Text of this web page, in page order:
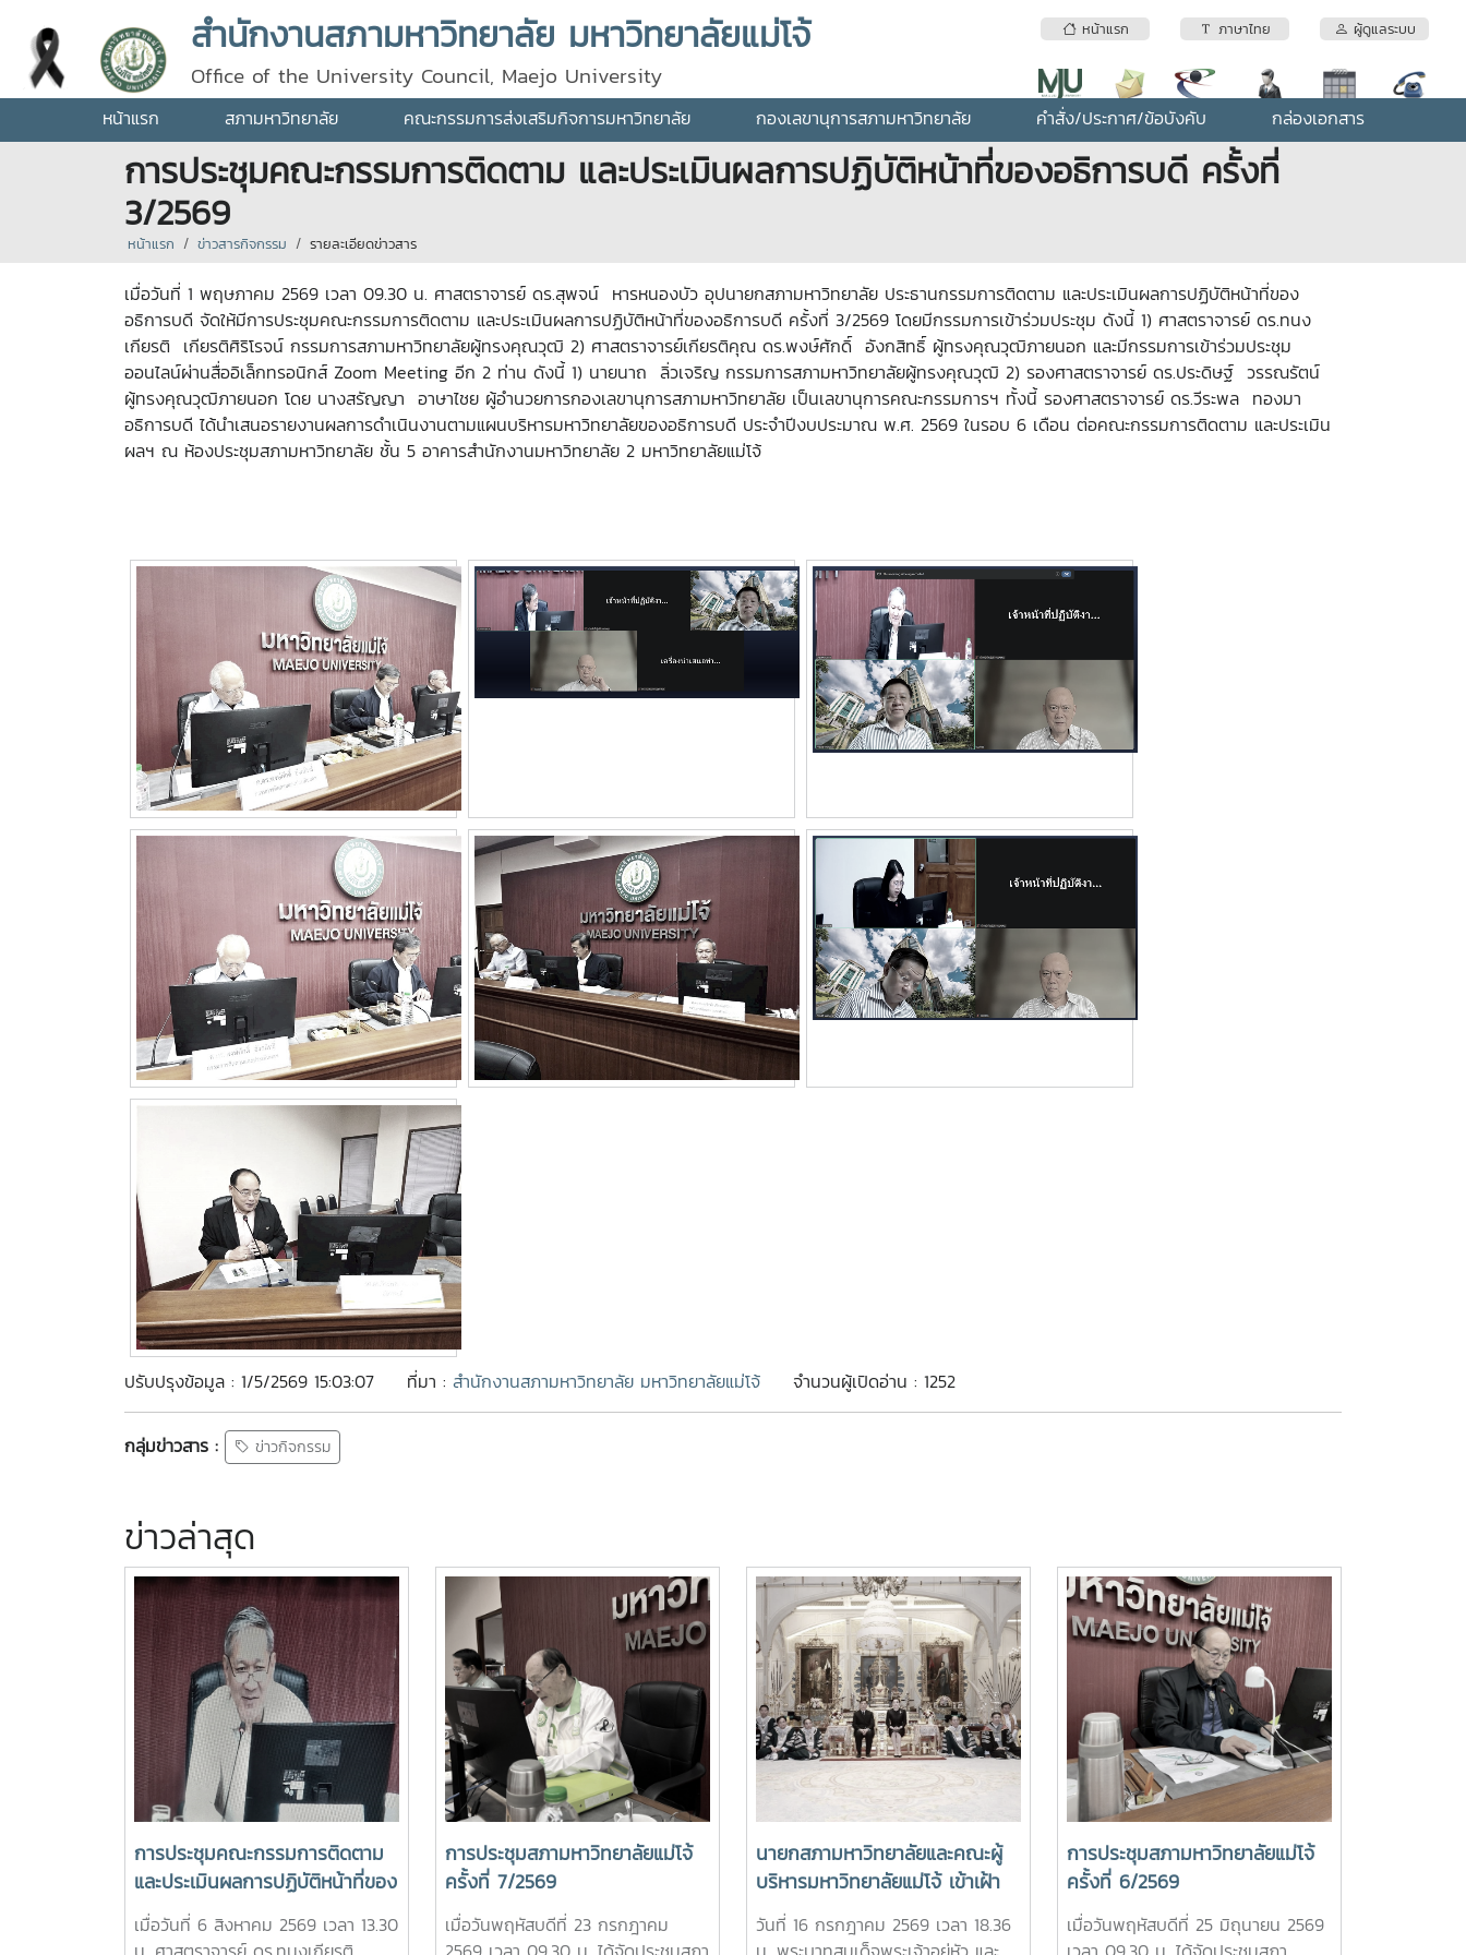
หน้าแรก ภาษาไทย ผู้ดูแลระบบ
สำนักงานสภามหาวิทยาลัย มหาวิทยาลัยแม่โจ้
Office of the University Council, Maejo University
หน้าแรก สภามหาวิทยาลัย คณะกรรมการส่งเสริมกิจการมหาวิทยาลัย กองเลขานุการสภามหาวิทยาลัย คำสั่ง/ประกาศ/ข้อบังคับ กล่องเอกสาร
การประชุมคณะกรรมการติดตาม และประเมินผลการปฏิบัติหน้าที่ของอธิการบดี ครั้งที่
3/2569
หน้าแรก ข่าวสารกิจกรรม รายละเอียดข่าวสาร
เมื่อวันที่ 1 พฤษภาคม 2569 เวลา 09.30 น. ศาสตราจารย์ ดร.สุพจน์ หารหนองบัว อุปนายกสภามหาวิทยาลัย ประธานกรรมการติดตาม และประเมินผลการปฏิบัติหน้าที่ของ
อธิการบดี จัดให้มีการประชุมคณะกรรมการติดตาม และประเมินผลการปฏิบัติหน้าที่ของอธิการบดี ครั้งที่ 3/2569 โดยมีกรรมการเข้าร่วมประชุม ดังนี้ 1) ศาสตราจารย์ ดร.ทนง
เกียรติ เกียรติศิริโรจน์ กรรมการสภามหาวิทยาลัยผู้ทรงคุณวุฒิ 2) ศาสตราจารย์เกียรติคุณ ดร.พงษ์ศักดิ์ อังกสิทธิ์ ผู้ทรงคุณวุฒิภายนอก และมีกรรมการเข้าร่วมประชุม
ออนไลน์ผ่านสื่ออิเล็กทรอนิกส์ Zoom Meeting อีก 2 ท่าน ดังนี้ 1) นายนาถ ลิ่วเจริญ กรรมการสภามหาวิทยาลัยผู้ทรงคุณวุฒิ 2) รองศาสตราจารย์ ดร.ประดิษฐ์ วรรณรัตน์
ผู้ทรงคุณวุฒิภายนอก โดย นางสรัญญา อาษาไชย ผู้อำนวยการกองเลขานุการสภามหาวิทยาลัย เป็นเลขานุการคณะกรรมการฯ ทั้งนี้ รองศาสตราจารย์ ดร.วีระพล ทองมา
อธิการบดี ได้นำเสนอรายงานผลการดำเนินงานตามแผนบริหารมหาวิทยาลัยของอธิการบดี ประจำปีงบประมาณ พ.ศ. 2569 ในรอบ 6 เดือน ต่อคณะกรรมการติดตาม และประเมิน
ผลฯ ณ ห้องประชุมสภามหาวิทยาลัย ชั้น 5 อาคารสำนักงานมหาวิทยาลัย 2 มหาวิทยาลัยแม่โจ้
ปรับปรุงข้อมูล : 1/5/2569 15:03:07 ที่มา : สำนักงานสภามหาวิทยาลัย มหาวิทยาลัยแม่โจ้ จำนวนผู้เปิดอ่าน : 1252
กลุ่มข่าวสาร : ข่าวกิจกรรม
ข่าวล่าสุด
การประชุมคณะกรรมการติดตาม
และประเมินผลการปฏิบัติหน้าที่ของ
หัวหน้าส่วนงาน ประจำ
ปีงบประมาณ พ.ศ. 2569 ครั้งที่
เมื่อวันที่ 6 สิงหาคม 2569 เวลา 13.30
การประชุมสภามหาวิทยาลัยแม่โจ้
ครั้งที่ 7/2569
เมื่อวันพฤหัสบดีที่ 23 กรกฎาคม
นายกสภามหาวิทยาลัยและคณะผู้
บริหารมหาวิทยาลัยแม่โจ้ เข้าเฝ้า
ทูลละอองธุลีพระบาท ทูลเกล้าฯ
ถวายปริญญาดุษฎีบัณฑิต
วันที่ 16 กรกฎาคม 2569 เวลา 18.36
การประชุมสภามหาวิทยาลัยแม่โจ้
ครั้งที่ 6/2569
เมื่อวันพฤหัสบดีที่ 25 มิถุนายน 2569